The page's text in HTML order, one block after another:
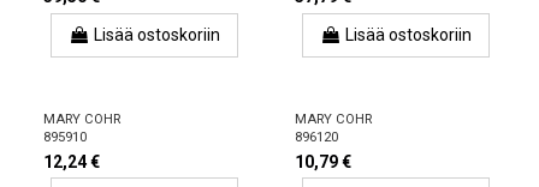
Lisää ostoskoriin
Lisää ostoskoriin
MARY COHR
895910
12,24 €
MARY COHR
896120
10,79 €